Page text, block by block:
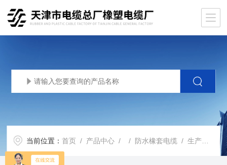
当前位置：首页 / 产品中心 / / 防水橡套电缆 / 生产基地JHS3*6+1*4防水电缆 JHS防水橡套电缆